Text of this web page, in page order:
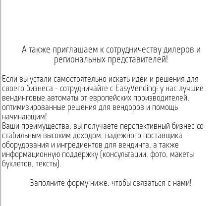
А также приглашаем к сотрудничеству дилеров и
региональных представителей!
Если вы устали самостоятельно искать идеи и решения для
своего бизнеса - сотрудничайте с EasyVending: у нас лучшие
вендинговые автоматы от европейских производителей,
оптимизированные решения для вендоров и помощь
начинающим!
Ваши преимущества: вы получаете перспективный бизнес со
стабильным высоким доходом, надежного поставщика
оборудования и ингредиентов для вендинга, а также
информационную поддержку (консультации, фото, макеты
буклетов, тексты).
Заполните форму ниже, чтобы связаться с нами!